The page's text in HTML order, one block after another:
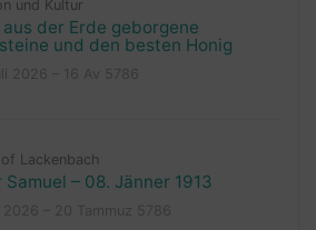
und Kultur
der Erde geborgene
und den besten Honig
Lackenbach
Samuel – 08. Jänner 1913